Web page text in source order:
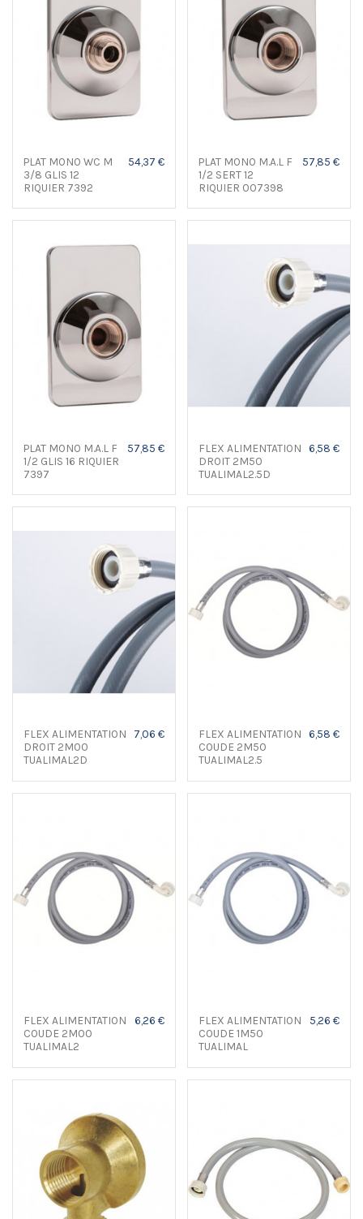
PLAT MONO WC M
3/8 GLIS 12
RIQUIER 7392
54,37 €
PLAT MONO M.A.L F
1/2 SERT 12
RIQUIER 007398
57,85 €
PLAT MONO M.A.L F
1/2 GLIS 16 RIQUIER
7397
57,85 €
FLEX ALIMENTATION
DROIT 2M50
TUALIMAL2.5D
6,58 €
FLEX ALIMENTATION
DROIT 2M00
TUALIMAL2D
7,06 €
FLEX ALIMENTATION
COUDE 2M50
TUALIMAL2.5
6,58 €
FLEX ALIMENTATION
COUDE 2M00
TUALIMAL2
6,26 €
FLEX ALIMENTATION
COUDE 1M50
TUALIMAL
5,26 €